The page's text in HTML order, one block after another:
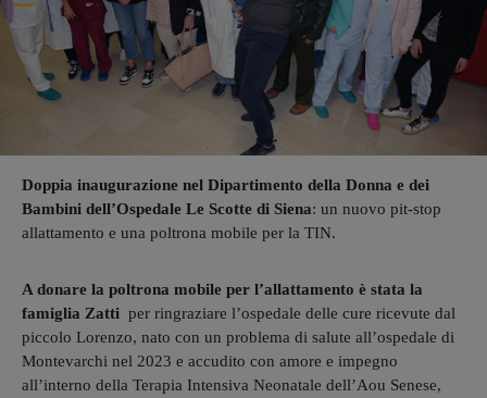
Doppia inaugurazione nel Dipartimento della Donna e dei
Bambini dell’Ospedale Le Scotte di Siena: un nuovo pit-stop
allattamento e una poltrona mobile per la TIN.
A donare la poltrona mobile per l’allattamento è stata la
famiglia Zatti per ringraziare l’ospedale delle cure ricevute dal
piccolo Lorenzo, nato con un problema di salute all’ospedale di
Montevarchi nel 2023 e accudito con amore e impegno
all’interno della Terapia Intensiva Neonatale dell’Aou Senese,